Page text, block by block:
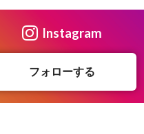
Instagram
フォローする